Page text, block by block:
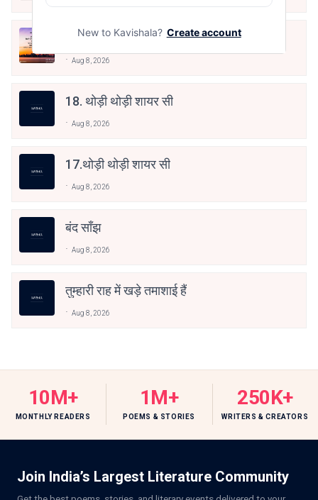
शहर की सड़क
Aug 8, 2026
18. थोड़ी थोड़ी शायर सी
Aug 8, 2026
17.थोड़ी थोड़ी शायर सी
Aug 8, 2026
बंद साँझ
Aug 8, 2026
तुम्हारी राह में खड़े तमाशाई हैं
Aug 8, 2026
10M+
MONTHLY READERS
1M+
POEMS & STORIES
250K+
WRITERS & CREATORS
Join India’s Largest Literature Community
New to Kavishala? Create account